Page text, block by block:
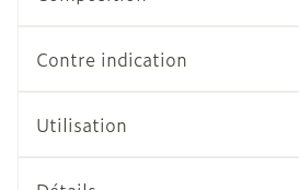
Contre indication
Utilisation